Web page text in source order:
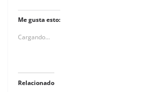
Me gusta esto:
Cargando...
Relacionado